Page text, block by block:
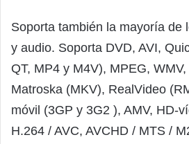
Soporta también la mayoría de
y audio. Soporta DVD, AVI,
QT, MP4 y M4V), MPEG,
Matroska (MKV), RealVideo
móvil (3GP y 3G2 ), AMV, HD-
H.264 / AVC, AVCHD / MTS /